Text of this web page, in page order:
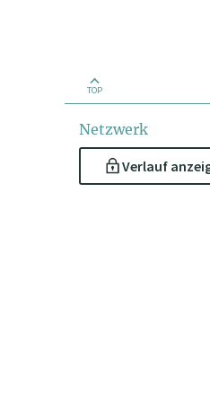
TOP
Netzwerk
Verlauf